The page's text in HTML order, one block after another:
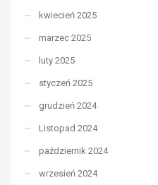
kwiecień 2025
marzec 2025
luty 2025
styczeń 2025
grudzień 2024
Listopad 2024
październik 2024
wrzesień 2024